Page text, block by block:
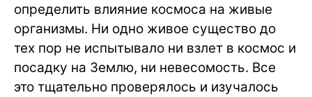
определить влияние космоса на живые
организмы. Ни одно живое существо до
тех пор не испытывало ни взлет в космос и
посадку на Землю, ни невесомость. Все
это тщательно проверялось и изучалось